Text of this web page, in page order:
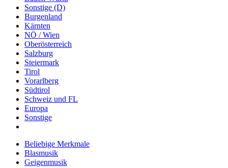
Sonstige (D)
Burgenland
Kärnten
NÖ / Wien
Oberösterreich
Salzburg
Steiermark
Tirol
Vorarlberg
Südtirol
Schweiz und FL
Europa
Sonstige
Beliebige Merkmale
Blasmusik
Geigenmusik